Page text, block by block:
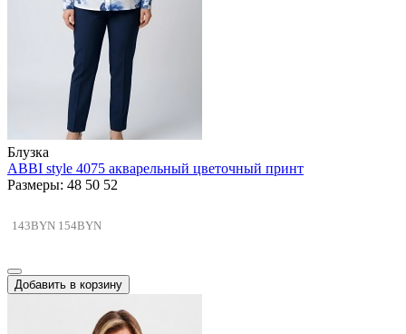
Блузка
ABBI style 4075 акварельный цветочный принт
Размеры: 48 50 52
143BYN 154BYN
Добавить в корзину